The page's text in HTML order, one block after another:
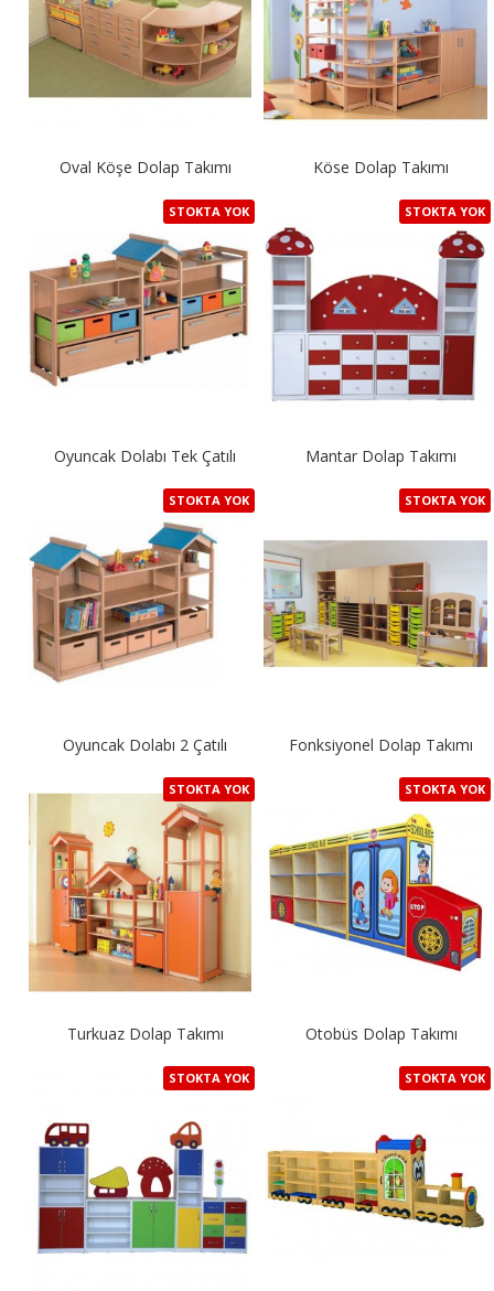
Oval Köşe Dolap Takımı Köse Dolap Takımı
STOKTA YOK
Oyuncak Dolabı Tek Çatılı
STOKTA YOK
Mantar Dolap Takımı
STOKTA YOK
Oyuncak Dolabı 2 Çatılı
STOKTA YOK
Fonksiyonel Dolap Takımı
STOKTA YOK
Turkuaz Dolap Takımı
STOKTA YOK
Otobüs Dolap Takımı
STOKTA YOK STOKTA YOK